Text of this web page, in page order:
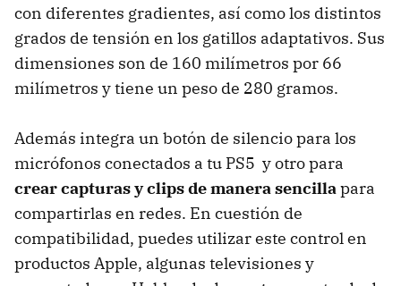
con diferentes gradientes, así como los distintos
grados de tensión en los gatillos adaptativos. Sus
dimensiones son de 160 milímetros por 66
milímetros y tiene un peso de 280 gramos.
Además integra un botón de silencio para los
micrófonos conectados a tu PS5 y otro para
crear capturas y clips de manera sencillapara
compartirlas en redes. En cuestión de
compatibilidad, puedes utilizar este control en
productos Apple, algunas televisiones y